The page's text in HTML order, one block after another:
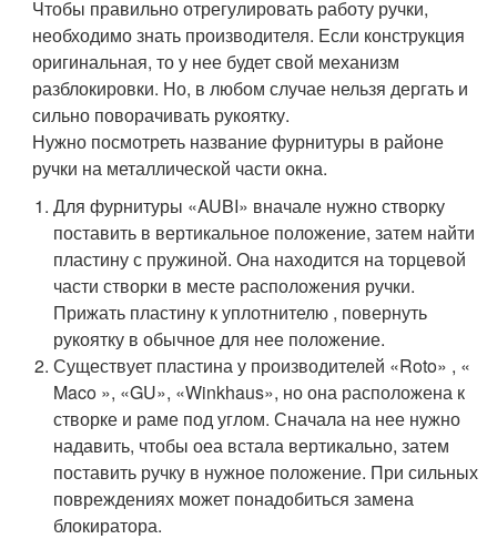
Чтобы правильно отрегулировать работу ручки,
необходимо знать производителя. Если конструкция
оригинальная, то у нее будет свой механизм
разблокировки. Но, в любом случае нельзя дергать и
сильно поворачивать рукоятку.
Нужно посмотреть название фурнитуры в районе
ручки на металлической части окна.
Для фурнитуры «AUBI» вначале нужно створку
поставить в вертикальное положение, затем найти
пластину с пружиной. Она находится на торцевой
части створки в месте расположения ручки.
Прижать пластину к уплотнителю , повернуть
рукоятку в обычное для нее положение.
Существует пластина у производителей «Roto» , «
Maco », «GU», «Winkhaus», но она расположена к
створке и раме под углом. Сначала на нее нужно
надавить, чтобы оеа встала вертикально, затем
поставить ручку в нужное положение. При сильных
повреждениях может понадобиться замена
блокиратора.